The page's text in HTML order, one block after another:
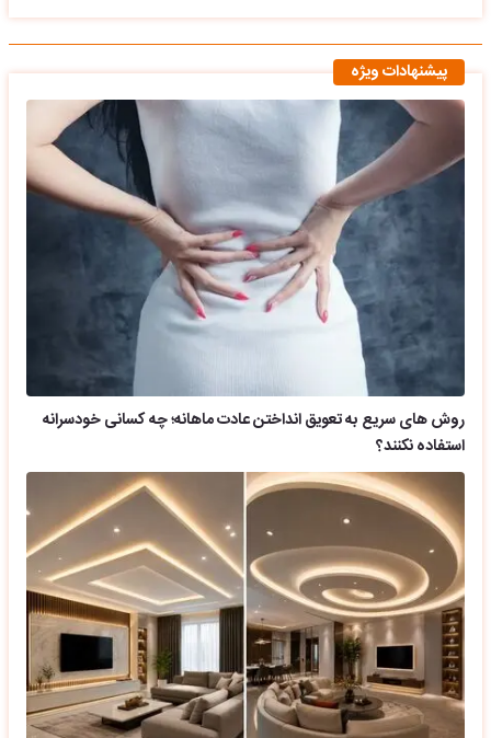
پیشنهادات ویژه
روش های سریع به تعویق انداختن عادت ماهانه؛ چه کسانی خودسرانه
استفاده نکنند؟